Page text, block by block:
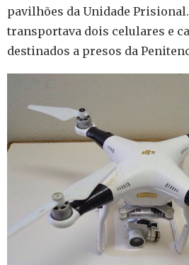
pavilhões da Unidade
transportava dois celulares e
destinados a presos da